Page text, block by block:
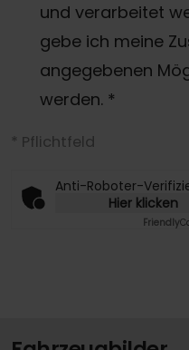
und verarbeitet
gebe ich meine
angegebenen
werden. *
* Pflichtfeld
Anti-Roboter-
Hier klicken
Friendly